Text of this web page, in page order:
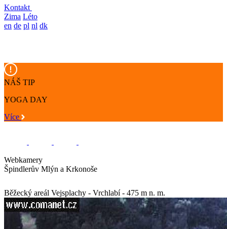
Kontakt
Zima Léto
en de pl nl dk
NÁŠ TIP
YOGA DAY
Více
Webkamery
Špindlerův Mlýn a Krkonoše
Běžecký areál Vejsplachy - Vrchlabí - 475 m n. m.